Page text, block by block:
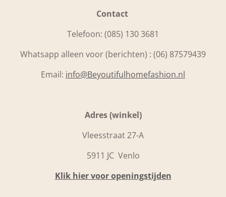
Contact
Telefoon: (085) 130 3681
Whatsapp alleen voor (berichten) : (06) 87579439
Email: info@Beyoutifulhomefashion.nl
Adres (winkel)
Vleesstraat 27-A
5911 JC Venlo
Klik hier voor openingstijden